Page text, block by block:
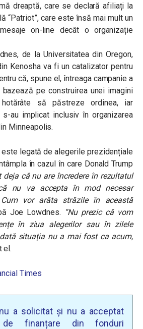
dreaptă, care se declară afiliați la
“Patriot”, care este însă mai mult un
on-line decât o organizație
de la Universitatea din Oregon,
Kenosha va fi un catalizator pentru
că, spune el, întreaga campanie a
pe construirea unei imagini
hotărâte să păstreze ordinea, iar
au implicat inclusiv în organizarea
Minneapolis.
este legată de alegerile prezidențiale
în cazul în care Donald Trump
deja că nu are încredere în rezultatul
nu va accepta în mod necesar
vor arăta străzile în această
Joe Lowdnes. “Nu prezic că vom
în ziua alegerilor sau în zilele
situația nu a mai fost ca acum,
el.
Times
a solicitat și nu a acceptat
finanțare din fonduri